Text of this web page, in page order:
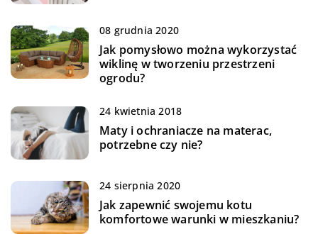
08 grudnia 2020
Jak pomysłowo można wykorzystać
wiklinę w tworzeniu przestrzeni
ogrodu?
24 kwietnia 2018
Maty i ochraniacze na materac,
potrzebne czy nie?
24 sierpnia 2020
Jak zapewnić swojemu kotu
komfortowe warunki w mieszkaniu?